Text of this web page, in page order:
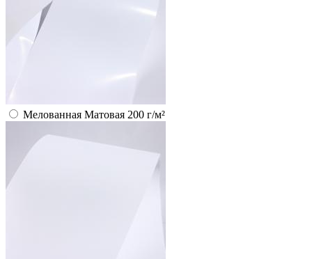
Мелованная Матовая 200 г/м²